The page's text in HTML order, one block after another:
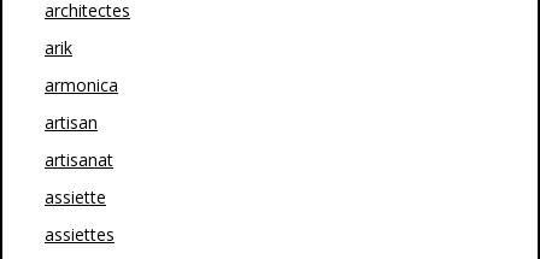
architectes
arik
armonica
artisan
artisanat
assiette
assiettes